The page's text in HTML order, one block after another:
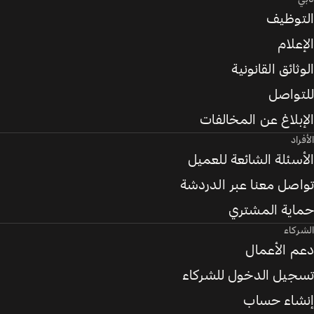
التوظيف
الإعلام
الوثائق القانونية
للتواصل
الإبلاغ عن المخالفات
الأفراد
الأسئلة الشائعة للعميل
تواصل معنا عبر الدردشة
حماية المشتري
الشركاء
دعم الأعمال
تسجيل الدخول للشركاء
إنشاء حساب